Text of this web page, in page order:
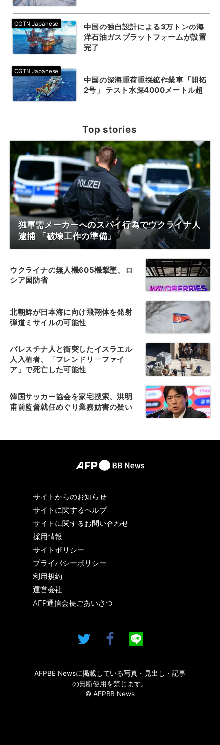
中国の独自設計による3万トンの海
洋石油ガスプラットフォームが設置
完了
中国の深海重荷重採鉱作業車「開拓
2号」 テスト水深4000メートル超
Top stories
独軍需メーカーへのスパイ行為でウクライナ人
逮捕 「破壊工作の準備」
ウクライナの無人機605機撃墜、ロ
シア国防省
北朝鮮が日本海に向け飛翔体を発射
弾道ミサイルの可能性
パレスチナ人と衝突したイスラエル
人入植者、「フレンドリーファイ
ア」で死亡した可能性
韓国サッカー協会を家宅捜索、洪明
甫前監督就任めぐり業務妨害の疑い
サイトからのお知らせ
サイトに関するヘルプ
サイトに関するお問い合わせ
採用情報
サイトポリシー
プライバシーポリシー
利用規約
運営会社
AFP通信会長ごあいさつ
AFPBB Newsに掲載している写真・見出し・記事
の無断使用を禁じます。
© AFPBB News